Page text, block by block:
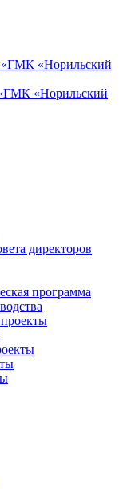
«Норильский
«Норильский
директоров
программа